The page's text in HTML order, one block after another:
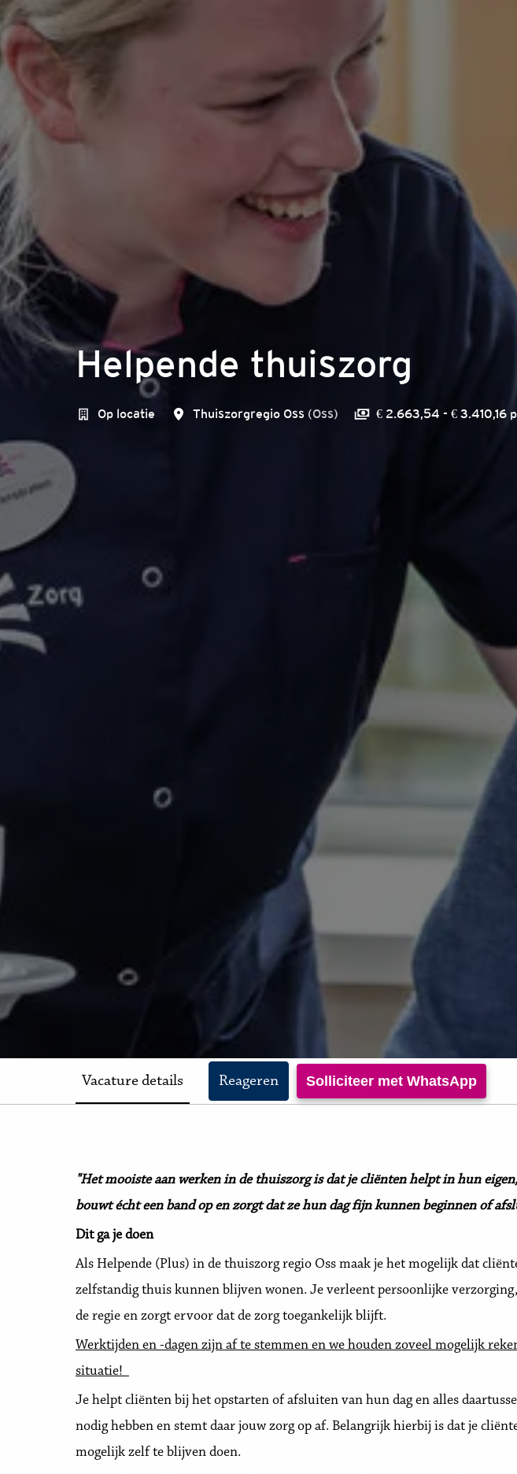
Helpende thuiszorg
Op locatie Thuiszorgregio Oss (Oss) € 2.663,54 - € 3.410,16
Vacature details Reageren Solliciteer met WhatsApp
"Het mooiste aan werken in de thuiszorg is dat je cliënten helpt in hun
bouwt écht een band op en zorgt dat ze hun dag fijn kunnen beginnen of
Dit ga je doen
Als Helpende (Plus) in de thuiszorg regio Oss maak je het mogelijk dat
zelfstandig thuis kunnen blijven wonen. Je verleent persoonlijke
de regie en zorgt ervoor dat de zorg toegankelijk blijft.
Werktijden en -dagen zijn af te stemmen en we houden zoveel mogelijk
situatie!
Je helpt cliënten bij het opstarten of afsluiten van hun dag en alles
nodig hebben en stemt daar jouw zorg op af. Belangrijk hierbij is dat je
mogelijk zelf te blijven doen.